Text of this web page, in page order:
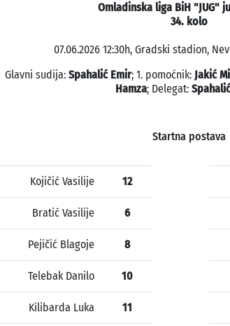
Omladinska liga BiH "JUG"
34. kolo
07.06.2026 12:30h, Gradski stadion,
Glavni sudija: Spahalić Emir; 1. pomoćnik: Jakić
Hamza; Delegat:
Startna postava
Kojičić Vasilije 12
Bratić Vasilije 6
Pejičić Blagoje 8
Telebak Danilo 10
Kilibarda Luka 11